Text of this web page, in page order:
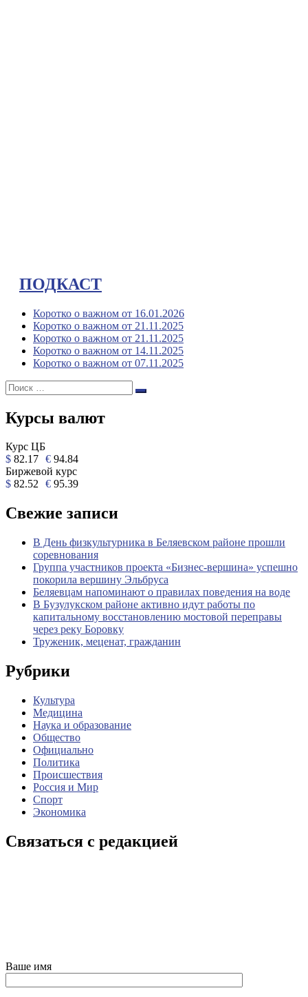
ПОДКАСТ
Коротко о важном от 16.01.2026
Коротко о важном от 21.11.2025
Коротко о важном от 21.11.2025
Коротко о важном от 14.11.2025
Коротко о важном от 07.11.2025
Поиск:
Поиск
Курсы валют
Курс ЦБ
$ 82.17 € 94.84
Биржевой курс
$ 82.52 € 95.39
Свежие записи
В День физкультурника в Беляевском районе прошли
соревнования
Группа участников проекта «Бизнес‑вершина» успешно
покорила вершину Эльбруса
Беляевцам напоминают о правилах поведения на воде
В Бузулукском районе активно идут работы по
капитальному восстановлению мостовой переправы
через реку Боровку
Труженик, меценат, гражданин
Рубрики
Культура
Медицина
Наука и образование
Общество
Официально
Политика
Происшествия
Россия и Мир
Спорт
Экономика
Связаться с редакцией
Ваше имя